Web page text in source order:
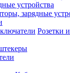
устройства
зарядные
Розетки